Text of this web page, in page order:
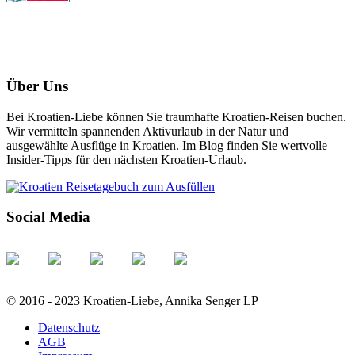
Über Uns
Bei Kroatien-Liebe können Sie traumhafte Kroatien-Reisen buchen.
Wir vermitteln spannenden Aktivurlaub in der Natur und
ausgewählte Ausflüge in Kroatien. Im Blog finden Sie wertvolle
Insider-Tipps für den nächsten Kroatien-Urlaub.
Social Media
© 2016 - 2023 Kroatien-Liebe, Annika Senger LP
Datenschutz
AGB